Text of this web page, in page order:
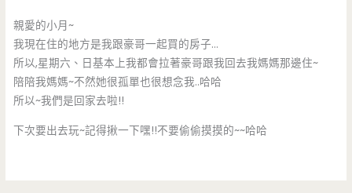
親愛的小月~
我現在住的地方是我跟豪哥一起買的房子…
所以,星期六、日基本上我都會拉著豪哥跟我回去我媽媽那邊住~
陪陪我媽媽~不然她很孤單也很想念我..哈哈
所以~我們是回家去啦!!
下次要出去玩~記得揪一下嘿!!不要偷偷摸摸的~~哈哈